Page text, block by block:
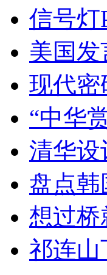
信号灯
美国
现代
“中华
清华设
盘点韩
想过桥
祁连山